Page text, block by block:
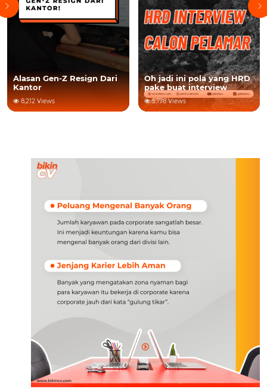
Alasan Gen-Z Resign Dari
Kantor
8,212 Views
Oh jadi ini pola yang HRD
pake buat interview
5,178 Views